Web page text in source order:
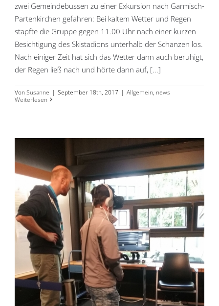
zwei Gemeindebussen zu einer Exkursion nach Garmisch-
Partenkirchen gefahren: Bei kaltem Wetter und Regen
stapfte die Gruppe gegen 11.00 Uhr nach einer kurzen
Besichtigung des Skistadions unterhalb der Schanzen los.
Nach einiger Zeit hat sich das Wetter dann auch beruhigt,
der Regen ließ nach und hörte dann auf, [...]
Von Susanne | September 18th, 2017 | Allgemein, news
Weiterlesen